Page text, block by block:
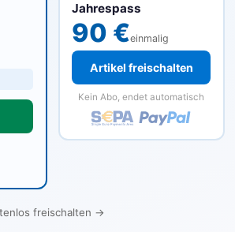
Jahrespass
90 €einmalig
Artikel freischalten
Kein Abo, endet automatisch
freischalten →